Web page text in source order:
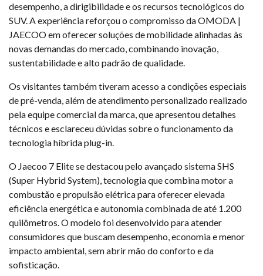
desempenho, a dirigibilidade e os recursos tecnológicos do
SUV. A experiência reforçou o compromisso da OMODA |
JAECOO em oferecer soluções de mobilidade alinhadas às
novas demandas do mercado, combinando inovação,
sustentabilidade e alto padrão de qualidade.
Os visitantes também tiveram acesso a condições especiais
de pré-venda, além de atendimento personalizado realizado
pela equipe comercial da marca, que apresentou detalhes
técnicos e esclareceu dúvidas sobre o funcionamento da
tecnologia híbrida plug-in.
O Jaecoo 7 Elite se destacou pelo avançado sistema SHS
(Super Hybrid System), tecnologia que combina motor a
combustão e propulsão elétrica para oferecer elevada
eficiência energética e autonomia combinada de até 1.200
quilômetros. O modelo foi desenvolvido para atender
consumidores que buscam desempenho, economia e menor
impacto ambiental, sem abrir mão do conforto e da
sofisticação.